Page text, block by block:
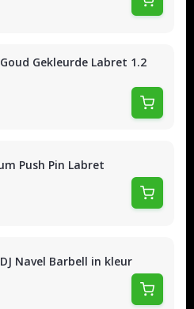
Gekleurde Labret 1.2
Push Pin Labret
Navel Barbell in kleur